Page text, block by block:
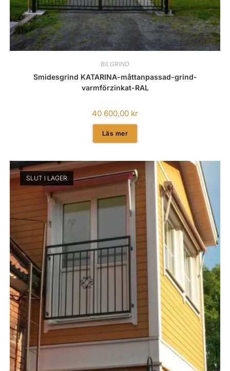
BILGRIND
Smidesgrind KATARINA-måttanpassad-grind-
varmförzinkat-RAL
40 600,00 kr
Läs mer
SLUT I LAGER